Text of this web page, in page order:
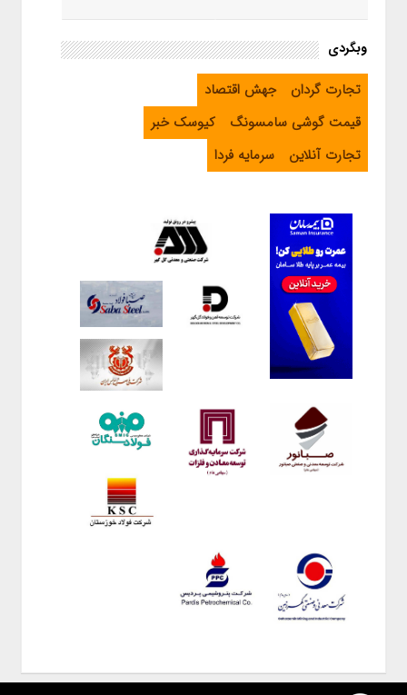
وبگردی
تجارت گردان
جهش اقتصاد
قیمت گوشی سامسونگ
کیوسک خبر
تجارت آنلاین
سرمایه فردا